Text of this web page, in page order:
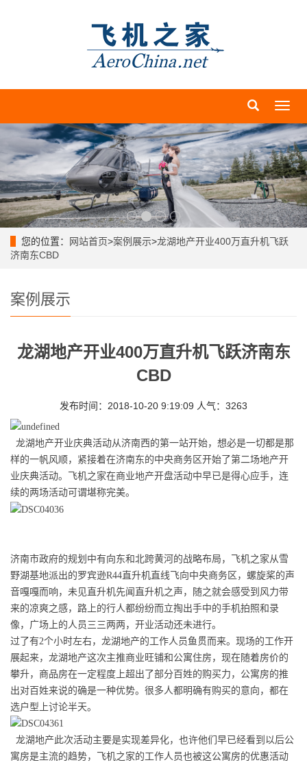
导
菜
单
您的位置： 网站首页>案例展示>龙湖地产开业400万直升机飞跃
济南东CBD
案例展示
龙湖地产开业400万直升机飞跃济南东
CBD
发布时间：2018-10-20 9:19:09 人气：3263
龙湖地产开业庆典活动从济南西的第一站开始，想必是一切都是那
样的一帆风顺，紧接着在济南东的中央商务区开始了第二场地产开
业庆典活动。飞机之家在商业地产开盘活动中早已是得心应手，连
续的两场活动可谓堪称完美。
济南市政府的规划中有向东和北跨黄河的战略布局，飞机之家从雪
野湖基地派出的罗宾逊R44直升机直线飞向中央商务区，螺旋桨的声
音嘎嘎而响，未见直升机先闻直升机之声，随之就会感受到风力带
来的凉爽之感，路上的行人都纷纷而立掏出手中的手机拍照和录
像，广场上的人员三三两两，开业活动还未进行。
过了有2个小时左右，龙湖地产的工作人员鱼贯而来。现场的工作开
展起来，龙湖地产这次主推商业旺铺和公寓住房，现在随着房价的
攀升，商品房在一定程度上超出了部分百姓的购买力，公寓房的推
出对百姓来说的确是一种优势。很多人都明确有购买的意向，都在
选户型上讨论半天。
龙湖地产此次活动主要是实现差异化，也许他们早已经看到以后公
寓房是主流的趋势，飞机之家的工作人员也被这公寓房的优惠活动